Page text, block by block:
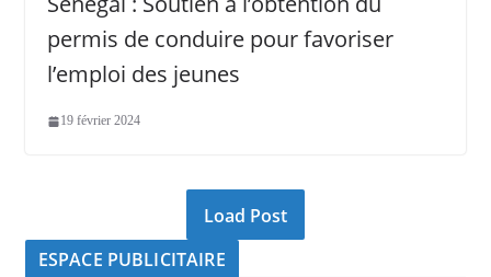
permis de conduire pour favoriser
l’emploi des jeunes
19 février 2024
Load Post
ESPACE PUBLICITAIRE